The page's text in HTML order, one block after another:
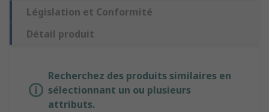
Législation et Conformité
Détail produit
Recherchez des produits similaires en
sélectionnant un ou plusieurs
attributs.